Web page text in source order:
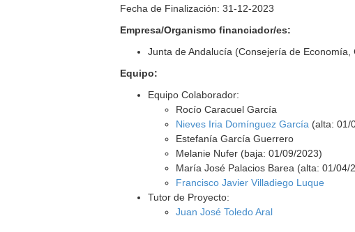
Fecha de Finalización: 31-12-2023
Empresa/Organismo financiador/es:
Junta de Andalucía (Consejería de
Equipo:
Equipo Colaborador:
Rocío Caracuel García
Nieves Iria Domínguez García (alta: 01/
Estefanía García Guerrero
Melanie Nufer (baja: 01/09/2023)
María José Palacios Barea (alta: 01/04/
Francisco Javier Villadiego Luque
Tutor de Proyecto:
Juan José Toledo Aral